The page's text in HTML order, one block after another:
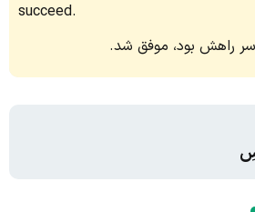
succeed.
سر راهش بود، موفق شد.